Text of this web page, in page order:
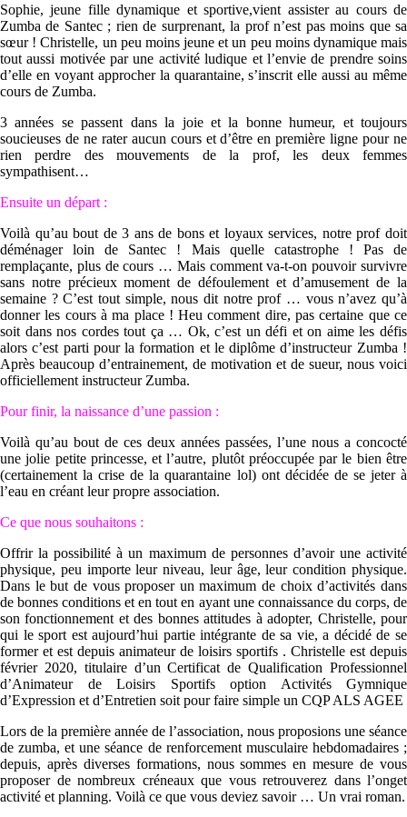
Sophie, jeune fille dynamique et sportive,vient assister au cours de
Zumba de Santec ; rien de surprenant, la prof n’est pas moins que sa
sœur ! Christelle, un peu moins jeune et un peu moins dynamique mais
tout aussi motivée par une activité ludique et l’envie de prendre soins
d’elle en voyant approcher la quarantaine, s’inscrit elle aussi au même
cours de Zumba.
3 années se passent dans la joie et la bonne humeur, et toujours
soucieuses de ne rater aucun cours et d’être en première ligne pour ne
rien perdre des mouvements de la prof, les deux femmes
sympathisent…
Ensuite un départ :
Voilà qu’au bout de 3 ans de bons et loyaux services, notre prof doit
déménager loin de Santec ! Mais quelle catastrophe ! Pas de
remplaçante, plus de cours … Mais comment va-t-on pouvoir survivre
sans notre précieux moment de défoulement et d’amusement de la
semaine ? C’est tout simple, nous dit notre prof … vous n’avez qu’à
donner les cours à ma place ! Heu comment dire, pas certaine que ce
soit dans nos cordes tout ça … Ok, c’est un défi et on aime les défis
alors c’est parti pour la formation et le diplôme d’instructeur Zumba !
Après beaucoup d’entrainement, de motivation et de sueur, nous voici
officiellement instructeur Zumba.
Pour finir, la naissance d’une passion :
Voilà qu’au bout de ces deux années passées, l’une nous a concocté
une jolie petite princesse, et l’autre, plutôt préoccupée par le bien être
(certainement la crise de la quarantaine lol) ont décidée de se jeter à
l’eau en créant leur propre association.
Ce que nous souhaitons :
Offrir la possibilité à un maximum de personnes d’avoir une activité
physique, peu importe leur niveau, leur âge, leur condition physique.
Dans le but de vous proposer un maximum de choix d’activités dans
de bonnes conditions et en tout en ayant une connaissance du corps, de
son fonctionnement et des bonnes attitudes à adopter, Christelle, pour
qui le sport est aujourd’hui partie intégrante de sa vie, a décidé de se
former et est depuis animateur de loisirs sportifs . Christelle est depuis
février 2020, titulaire d’un Certificat de Qualification Professionnel
d’Animateur de Loisirs Sportifs option Activités Gymnique
d’Expression et d’Entretien soit pour faire simple un CQP ALS AGEE
Lors de la première année de l’association, nous proposions une séance
de zumba, et une séance de renforcement musculaire hebdomadaires ;
depuis, après diverses formations, nous sommes en mesure de vous
proposer de nombreux créneaux que vous retrouverez dans l’onget
activité et planning. Voilà ce que vous deviez savoir … Un vrai roman.